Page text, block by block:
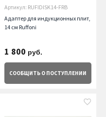
Артикул: RUFIDISK14-FRB
Адаптер для индукционных плит,
14 см Ruffoni
1 800 руб.
СООБЩИТЬ О ПОСТУПЛЕНИИ